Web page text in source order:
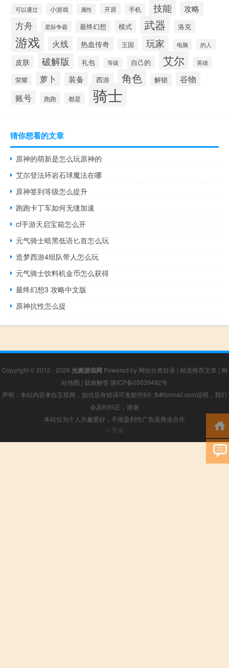
可以通过 小游戏 属性 开原 手机 技能 攻略
方舟 星际争霸 最终幻想 模式 武器 洛克
游戏 火线 热血传奇 王国 玩家 电脑 的人
皮肤 破解版 礼包 等级 自己的 艾尔 英雄
荣耀 萝卜 装备 西游 角色 解锁 谷物
账号 跑跑 都是 骑士
猜你想看的文章
原神的萌新是怎么玩原神的
艾尔登法环岩石球魔法在哪
原神签到等级怎么提升
跑跑卡丁车如何无缝加速
cf手游天启宝箱怎么开
元气骑士暗黑低语匕首怎么玩
造梦西游4组队带人怎么玩
元气骑士饮料机金币怎么获得
最终幻想3 攻略中文版
原神抗性怎么提
Copyright © 2012 - 2026 光彪游戏网 Powered by 网站分类目录 | 精选推荐文章 | 网
站地图 | 疑难解答 陕ICP备05039492号
声明：本站内容来自互联网，如信息有错误可发邮件到f_fb#foxmail.com说明，我们
会及时纠正，谢谢
本站仅为个人兴趣爱好，不接盈利性广告及商业合作
小男孩